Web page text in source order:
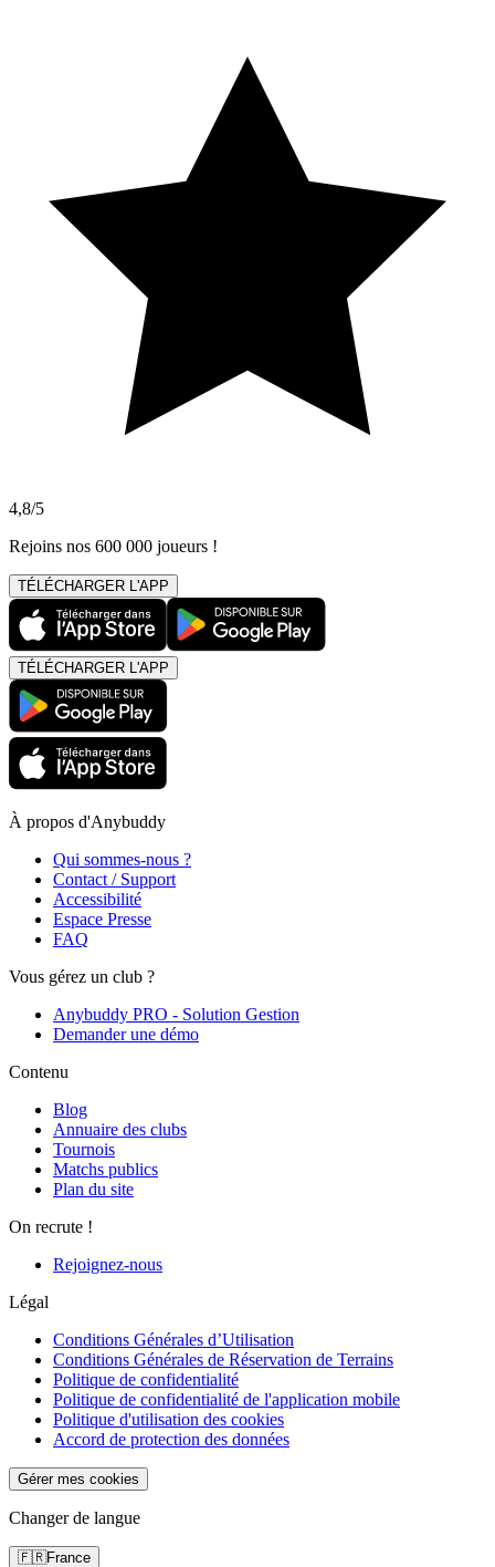
4,8/5
Rejoins nos 600 000 joueurs !
TÉLÉCHARGER L'APP
TÉLÉCHARGER L'APP
À propos d'Anybuddy
Qui sommes-nous ?
Contact / Support
Accessibilité
Espace Presse
FAQ
Vous gérez un club ?
Anybuddy PRO - Solution Gestion
Demander une démo
Contenu
Blog
Annuaire des clubs
Tournois
Matchs publics
Plan du site
On recrute !
Rejoignez-nous
Légal
Conditions Générales d’Utilisation
Conditions Générales de Réservation de Terrains
Politique de confidentialité
Politique de confidentialité de l'application mobile
Politique d'utilisation des cookies
Accord de protection des données
Gérer mes cookies
Changer de langue
🇫🇷France